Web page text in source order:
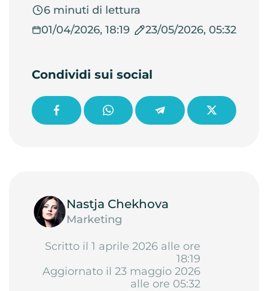
6 minuti di lettura
01/04/2026, 18:19
23/05/2026, 05:32
Condividi sui social
Nastja Chekhova
Marketing
Scritto il 1 aprile 2026 alle ore
18:19
Aggiornato il 23 maggio 2026
alle ore 05:32